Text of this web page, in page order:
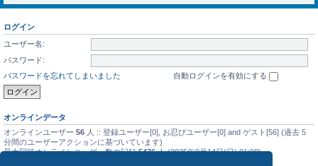
ログイン
ユーザー名:
パスワード:
パスワードを忘れてしまいました
自動ログインを有効にする
オンラインデータ
オンラインユーザー 56 人 :: 登録ユーザー[0], お忍びユーザー[0] and ゲスト[56] (過去 5
分間のユーザーアクションに基づいています)
最大同時オンラインユーザー数の記録5476人 (2025年9月14日(日) 01:08)